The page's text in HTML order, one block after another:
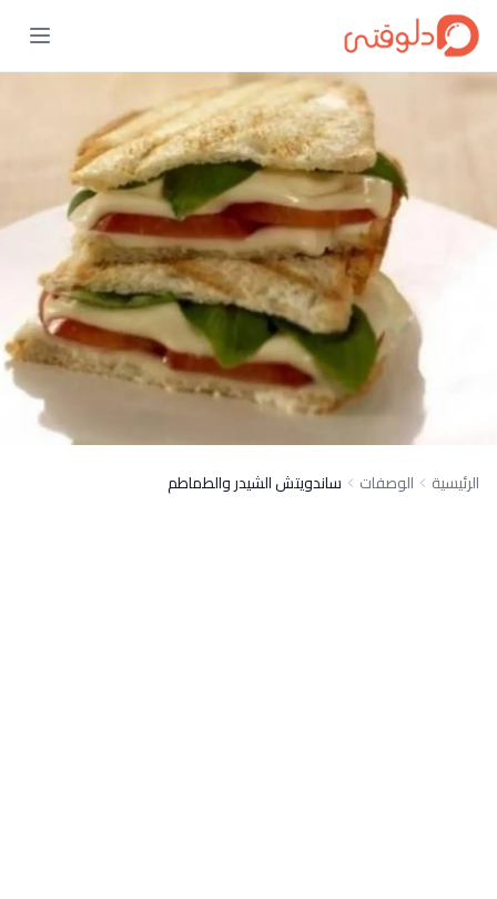
الرئيسية الوصفات ساندويتش الشيدر والطماطم